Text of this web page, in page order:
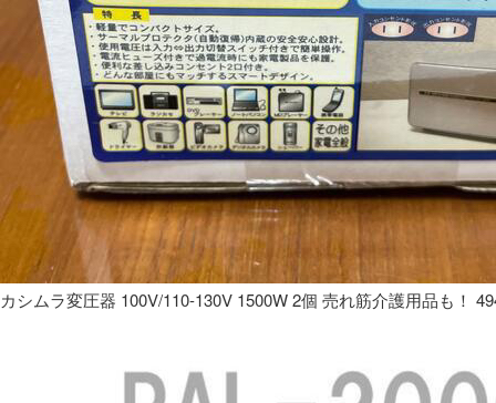
カシムラ変圧器 100V/110-130V 1500W 2個 売れ筋介護用品も！